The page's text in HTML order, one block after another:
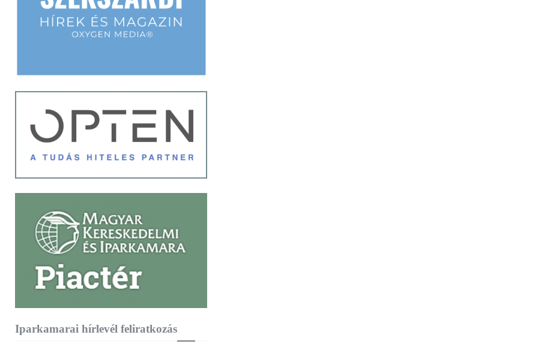
Iparkamarai hírlevél feliratkozás